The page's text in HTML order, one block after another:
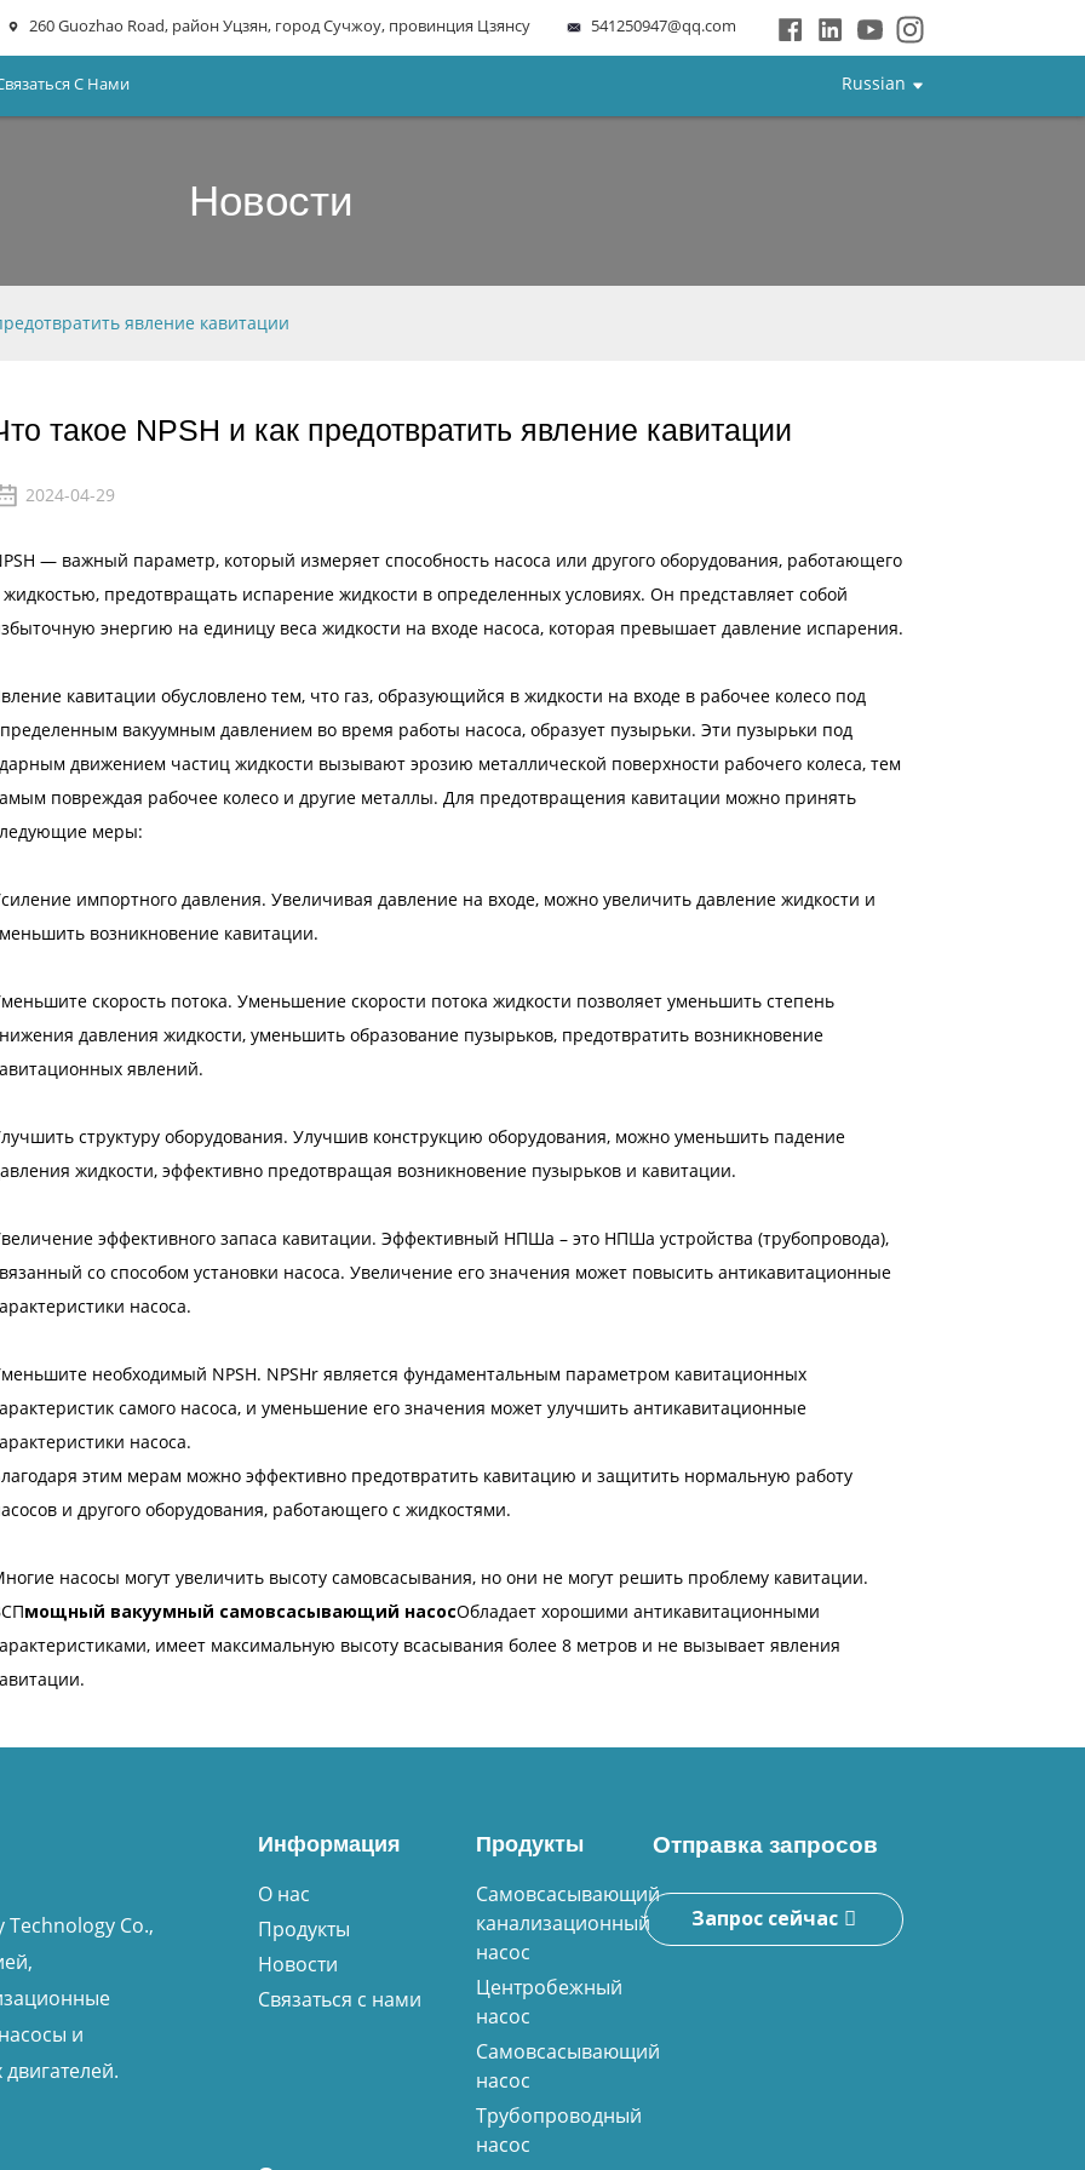
260 Guozhao Road, район Уцзян, город Сучжоу, провинция Цзянсу 541250947@qq.com
С Нами Russian
Новости
явление кавитации
такое NPSH и как предотвратить явление кавитации
2024-04-29
— важный параметр, который измеряет способность насоса или другого оборудования, работающего
жидкостью, предотвращать испарение жидкости в определенных условиях. Он представляет собой
энергию на единицу веса жидкости на входе насоса, которая превышает давление испарения.
кавитации обусловлено тем, что газ, образующийся в жидкости на входе в рабочее колесо под
вакуумным давлением во время работы насоса, образует пузырьки. Эти пузырьки под
движением частиц жидкости вызывают эрозию металлической поверхности рабочего колеса, тем
повреждая рабочее колесо и другие металлы. Для предотвращения кавитации можно принять
меры:
импортного давления. Увеличивая давление на входе, можно увеличить давление жидкости и
возникновение кавитации.
скорость потока. Уменьшение скорости потока жидкости позволяет уменьшить степень
давления жидкости, уменьшить образование пузырьков, предотвратить возникновение
явлений.
структуру оборудования. Улучшив конструкцию оборудования, можно уменьшить падение
жидкости, эффективно предотвращая возникновение пузырьков и кавитации.
эффективного запаса кавитации. Эффективный НПШа – это НПШа устройства (трубопровода),
со способом установки насоса. Увеличение его значения может повысить антикавитационные
насоса.
необходимый NPSH. NPSHr является фундаментальным параметром кавитационных
самого насоса, и уменьшение его значения может улучшить антикавитационные
насоса.
этим мерам можно эффективно предотвратить кавитацию и защитить нормальную работу
и другого оборудования, работающего с жидкостями.
насосы могут увеличить высоту самовсасывания, но они не могут решить проблему кавитации.
мощный вакуумный самовсасывающий насосОбладает хорошими антикавитационными
имеет максимальную высоту всасывания более 8 метров и не вызывает явления
Co.,
и
Информация
О нас
Продукты
Новости
Связаться с нами
Продукты
Самовсасывающий
канализационный
насос
Центробежный
насос
Самовсасывающий
насос
Трубопроводный
насос
Отправка запросов
Запрос сейчас